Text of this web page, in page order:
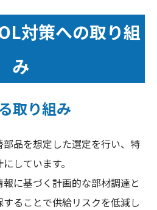
対策への取り組
み
取り組み
品を想定した選定を行い、特
しています。
に基づく計画的な部材調達と
ることで供給リスクを低減し